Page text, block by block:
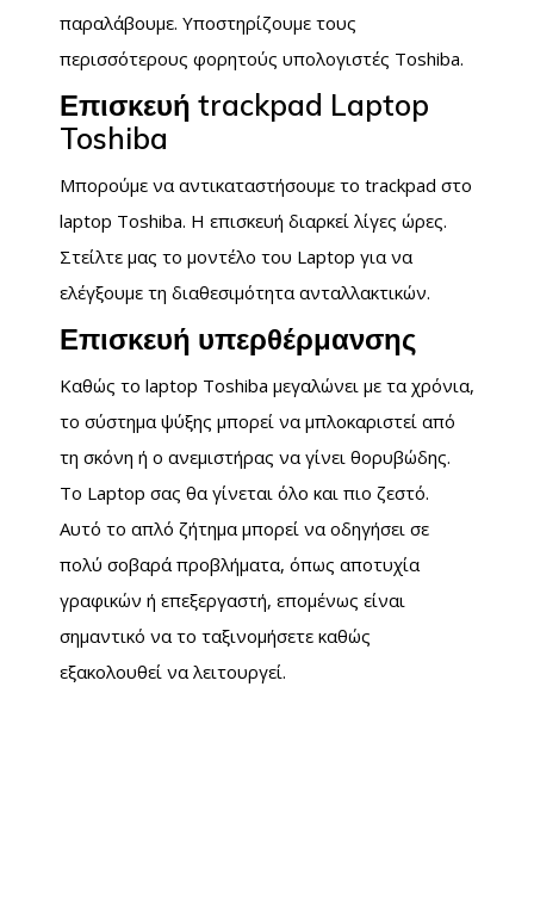
παραλάβουμε. Υποστηρίζουμε τους
περισσότερους φορητούς υπολογιστές Toshiba.
Επισκευή trackpad Laptop
Toshiba
Μπορούμε να αντικαταστήσουμε το trackpad στο
laptop Toshiba. Η επισκευή διαρκεί λίγες ώρες.
Στείλτε μας το μοντέλο του Laptop για να
ελέγξουμε τη διαθεσιμότητα ανταλλακτικών.
Επισκευή υπερθέρμανσης
Καθώς το laptop Toshiba μεγαλώνει με τα χρόνια,
το σύστημα ψύξης μπορεί να μπλοκαριστεί από
τη σκόνη ή ο ανεμιστήρας να γίνει θορυβώδης.
Το Laptop σας θα γίνεται όλο και πιο ζεστό.
Αυτό το απλό ζήτημα μπορεί να οδηγήσει σε
πολύ σοβαρά προβλήματα, όπως αποτυχία
γραφικών ή επεξεργαστή, επομένως είναι
σημαντικό να το ταξινομήσετε καθώς
εξακολουθεί να λειτουργεί.